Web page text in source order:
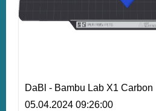
DaBl - Bambu Lab X1 Carbon
05.04.2024 09:26:00